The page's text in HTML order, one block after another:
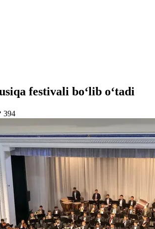
festivali boʻlib oʻtadi
394